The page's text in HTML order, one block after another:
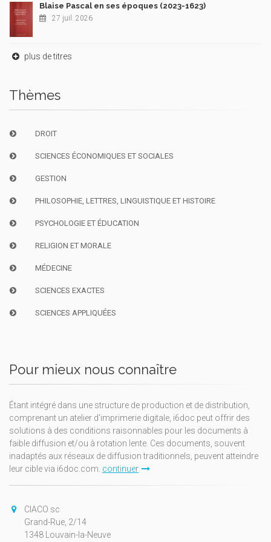
Blaise Pascal en ses époques (2023-1623)
27 juil. 2026
plus de titres
Thèmes
DROIT
SCIENCES ÉCONOMIQUES ET SOCIALES
GESTION
PHILOSOPHIE, LETTRES, LINGUISTIQUE ET HISTOIRE
PSYCHOLOGIE ET ÉDUCATION
RELIGION ET MORALE
MÉDECINE
SCIENCES EXACTES
SCIENCES APPLIQUÉES
Pour mieux nous connaître
Étant intégré dans une structure de production et de distribution,
comprenant un atelier d'imprimerie digitale, i6doc peut offrir des
solutions à des conditions raisonnables pour les documents à
faible diffusion et/ou à rotation lente. Ces documents, souvent
inadaptés aux réseaux de diffusion traditionnels, peuvent atteindre
leur cible via i6doc.com. continuer
CIACO sc
Grand-Rue, 2/14
1348 Louvain-la-Neuve